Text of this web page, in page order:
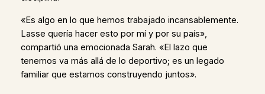
«Es algo en lo que hemos trabajado incansablemente.
Lasse quería hacer esto por mí y por su país»,
compartió una emocionada Sarah. «El lazo que
tenemos va más allá de lo deportivo; es un legado
familiar que estamos construyendo juntos».